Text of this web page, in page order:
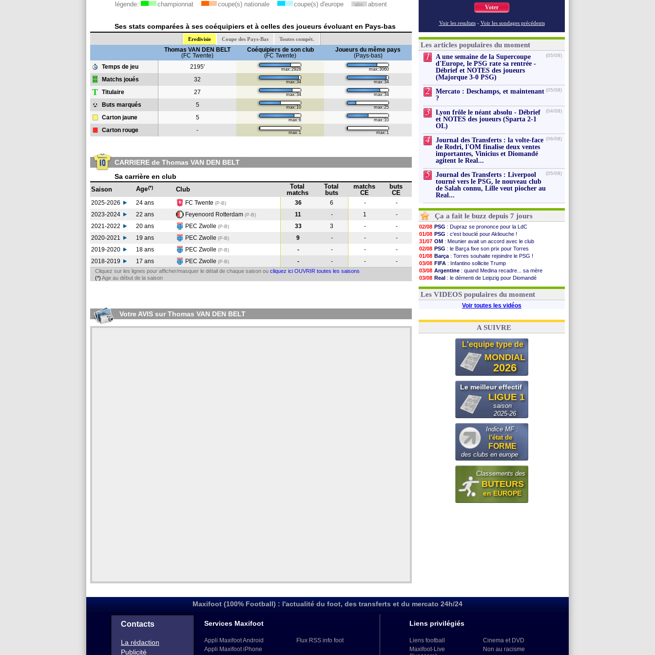
légende: championnat coupe(s) nationale coupe(s) d'europe abs. absent
Ses stats comparées à ses coéquipiers et à celles des joueurs évoluant en Pays-bas
Eredivisie Coupe des Pays-Bas Toutes compét.
Thomas VAN DEN BELT
(FC Twente)
Coéquipiers de son club
(FC Twente)
Joueurs du même pays
(Pays-bas)
Temps de jeu
2195' max:2928 max:3060
Matchs joués 32 max:34 max:34
T Titulaire 27 max:34 max:34
Buts marqués 5 max:10 max:25
Carton jaune 5 max:6 max:10
Carton rouge - max:1 max:1
CARRIERE de Thomas VAN DEN BELT
Sa carrière en club
Saison Age(*) Club
Total
matchs
Total
buts
matchs
CE
buts
CE
2025-2026 24 ans FC Twente (P-B) 36 6 -
-
2023-2024
22 ans Feyenoord Rotterdam (P-B) 11 - 1
-
2021-2022
20 ans PEC Zwolle (P-B) 33 3 -
-
2020-2021
19 ans PEC Zwolle (P-B) 9 - -
-
2019-2020
18 ans PEC Zwolle (P-B) - - -
-
2018-2019
17 ans PEC Zwolle (P-B) - - - -
Cliquez sur les lignes pour afficher/masquer le détail de chaque saison ou cliquez ici OUVRIR toutes les saisons
(*) Age au début de la saison
Votre AVIS sur Thomas VAN DEN BELT
Voter
Voir les resultats - Voir les sondages précédents
Les articles populaires du moment
1
A une semaine de la Supercoupe
d'Europe, le PSG rate sa rentrée -
Débrief et NOTES des joueurs
(Majorque 3-0 PSG)
(05/08)
2
Mercato : Deschamps, et maintenant
?
(05/08)
3
Lyon frôle le néant absolu - Débrief
et NOTES des joueurs (Sparta 2-1
OL)
(04/08)
4
Journal des Transferts : la volte-face
de Rodri, l'OM finalise deux ventes
importantes, Vinicius et Diomandé
agitent le Real...
(06/08)
5
Journal des Transferts : Liverpool
tourné vers le PSG, le nouveau club
de Salah connu, Lille veut piocher au
Real...
(05/08)
Ça a fait le buzz depuis 7 jours
02/08 PSG : Dupraz se prononce pour la LdC
01/08 PSG : c'est bouclé pour Akliouche !
31/07 OM : Meunier avait un accord avec le club
02/08 PSG : le Barça fixe son prix pour Torres
01/08 Barça : Torres souhaite rejoindre le PSG !
03/08 FIFA : Infantino sollicite Trump
03/08 Argentine : quand Medina recadre... sa mère
03/08 Real : le démenti de Leipzig pour Diomandé
31/07 FIFA: le conseiller d'Infantino démissionne !
Les VIDEOS populaires du moment
Voir toutes les vidéos
A SUIVRE
L'equipe type de
MONDIAL
2026
Le meilleur effectif
LIGUE 1
saison
2025-26
Indice MF :
l'état de
FORME
des clubs en europe
Classements des
BUTEURS
en EUROPE
Maxifoot (100% Football) : l'actualité du foot, des transferts et du mercato 24h/24
Contacts
La rédaction
Publicité
Services Maxifoot
Appli Maxifoot Android
Appli Maxifoot iPhone
Flux RSS info foot
Liens privilégiés
Liens football
Maxifoot-Live
Cinema et DVD
Non au racisme